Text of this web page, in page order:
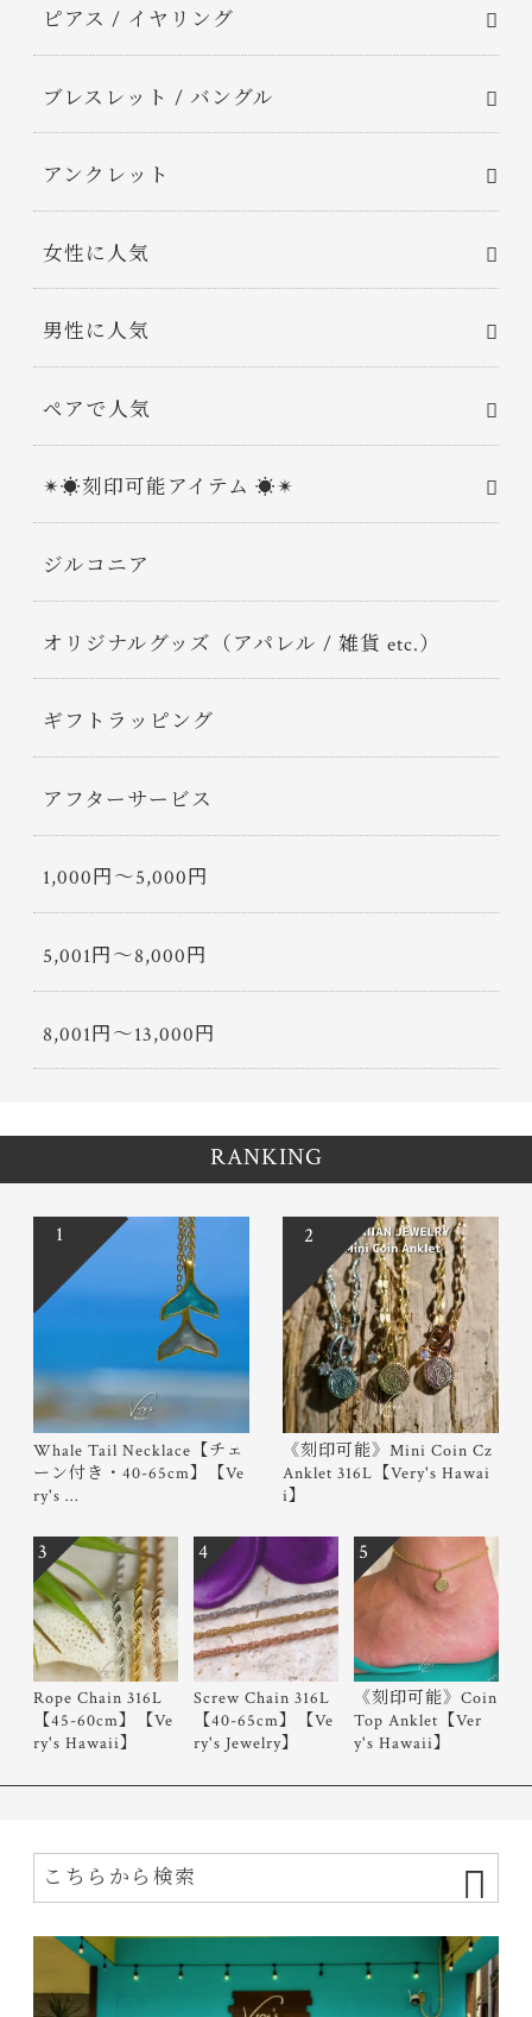
ピアス / イヤリング
ブレスレット / バングル
アンクレット
女性に人気
男性に人気
ペアで人気
✴︎☀︎刻印可能アイテム ☀︎✴︎
ジルコニア
オリジナルグッズ（アパレル / 雑貨 etc.）
ギフトラッピング
アフターサービス
1,000円〜5,000円
5,001円〜8,000円
8,001円〜13,000円
RANKING
Whale Tail Necklace【チェ
ーン付き・40-65cm】【Ve
ry's …
1
《刻印可能》Mini Coin Cz
Anklet 316L【Very's Hawai
i】
2
Rope Chain 316L
【45-60cm】【Ve
ry's Hawaii】
3
Screw Chain 316L
【40-65cm】【Ve
ry's Jewelry】
4
《刻印可能》Coin
Top Anklet【Ver
y's Hawaii】
5